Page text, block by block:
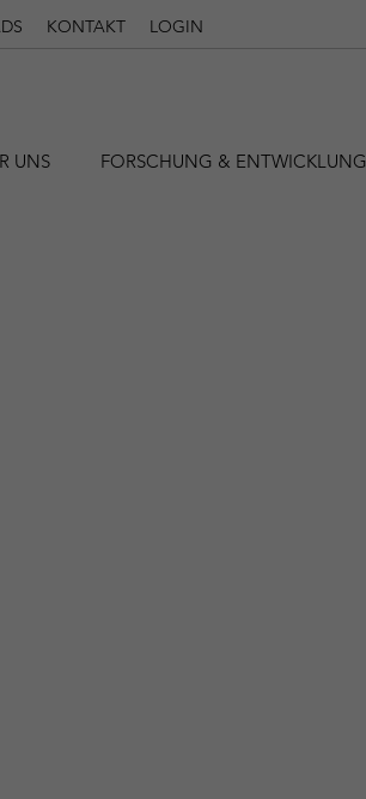
KONTAKT LOGIN
UNS FORSCHUNG & ENTWICKLUNG